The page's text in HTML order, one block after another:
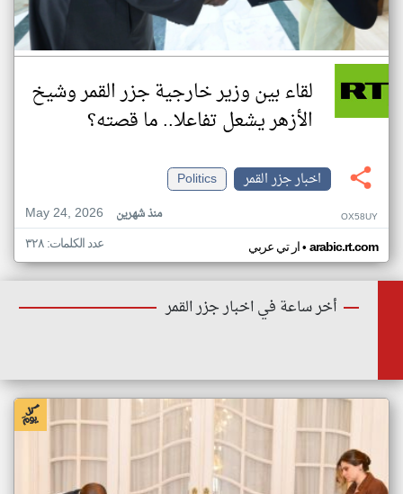
لقاء بين وزير خارجية جزر القمر وشيخ
الأزهر يشعل تفاعلا.. ما قصته؟
اخبار جزر القمر
Politics
May 24, 2026
منذ شهرين OX58UY
ار تي عربي• arabic.rt.com عدد الكلمات: ٣٢٨
أخر ساعة في اخبار جزر القمر